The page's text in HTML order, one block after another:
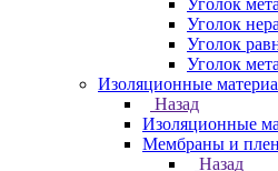
Уголок
Уголок
Уголок
Уголок
Изоляционные
Назад
Изоляционные
Мембраны и
Назад